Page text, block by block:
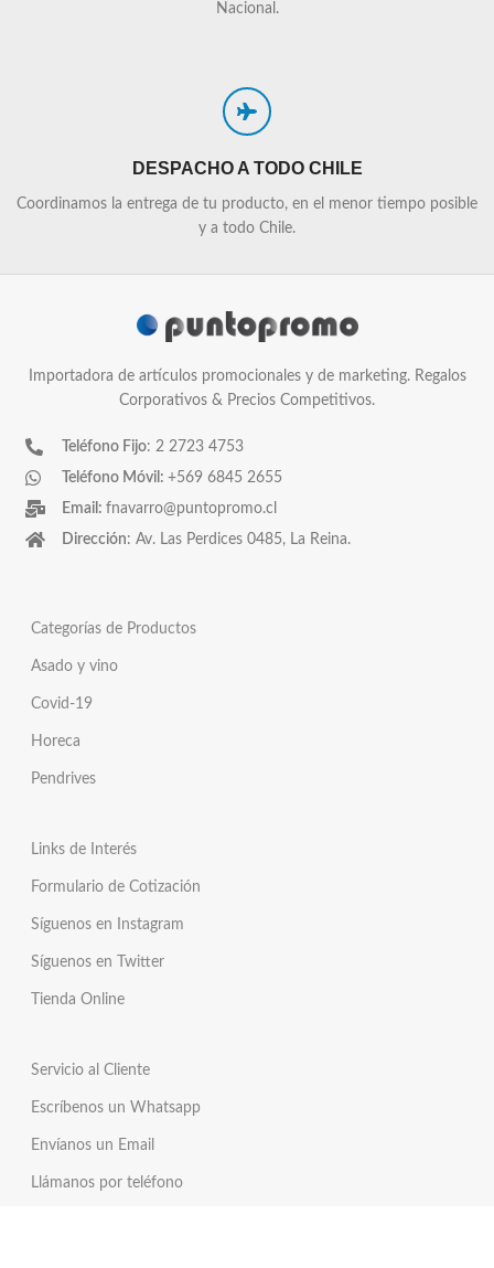
Nacional.
DESPACHO A TODO CHILE
Coordinamos la entrega de tu producto, en el menor tiempo posible
y a todo Chile.
Importadora de artículos promocionales y de marketing. Regalos
Corporativos & Precios Competitivos.
Teléfono Fijo: 2 2723 4753
Teléfono Móvil: +569 6845 2655
Email: fnavarro@puntopromo.cl
Dirección: Av. Las Perdices 0485, La Reina.
Categorías de Productos
Asado y vino
Covid-19
Horeca
Pendrives
Links de Interés
Formulario de Cotización
Síguenos en Instagram
Síguenos en Twitter
Tienda Online
Servicio al Cliente
Escríbenos un Whatsapp
Envíanos un Email
Llámanos por teléfono